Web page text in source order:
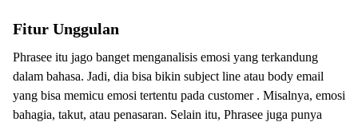
Fitur Unggulan
Phrasee itu jago banget menganalisis emosi yang terkandung
dalam bahasa. Jadi, dia bisa bikin subject line atau body email
yang bisa memicu emosi tertentu pada customer . Misalnya, emosi
bahagia, takut, atau penasaran. Selain itu, Phrasee juga punya